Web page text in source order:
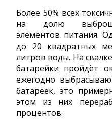
Более 50% всех
на долю
элементов питания.
до 20 квадратных
литров воды. На
батарейки пройдёт
ежегодно
батареек, это
этом из них
процентов.